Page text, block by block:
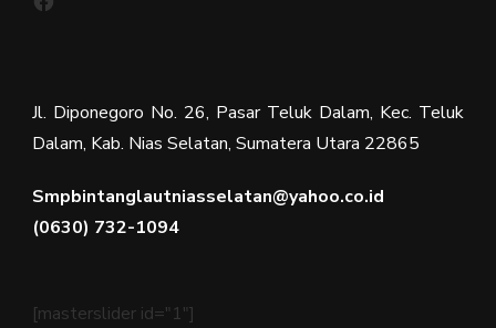
Jl. Diponegoro No. 26, Pasar Teluk Dalam, Kec. Teluk
Dalam, Kab. Nias Selatan, Sumatera Utara 22865
Smpbintanglautniasselatan@yahoo.co.id
(0630) 732-1094
[masterslider id="1"]